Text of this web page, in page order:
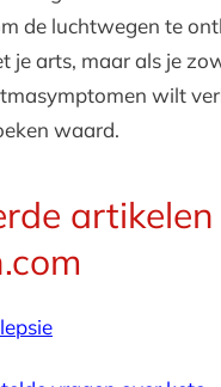
de luchtwegen te
je arts, maar als je
wilt
waard.